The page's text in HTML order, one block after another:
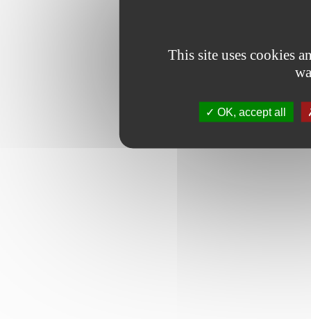
This site uses cookies
OK, accept all